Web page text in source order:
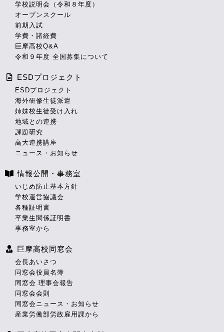
学校説明会（令和８年度）
オープンスクール
前期入試
学費・諸経費
巨摩高校Q&A
令和９年度 全国募集について
ESDプロジェクト
ESDプロジェクト
海外研修生徒派遣
姉妹校生徒受け入れ
地域との連携
課題研究
高大連携講座
ニュース・お知らせ
情報公開・事務室
いじめ防止基本方針
学校運営協議会
各種証明書
卒業生関係証明書
事務室から
巨摩高校同窓会
会長あいさつ
同窓会役員名簿
同窓会 理事会報告
同窓会会則
同窓会ニュース・お知らせ
産業労働部労政雇用課から